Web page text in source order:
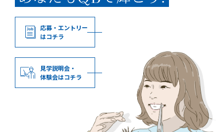
応募・エントリー
はコチラ
見学説明会・
体験会はコチラ